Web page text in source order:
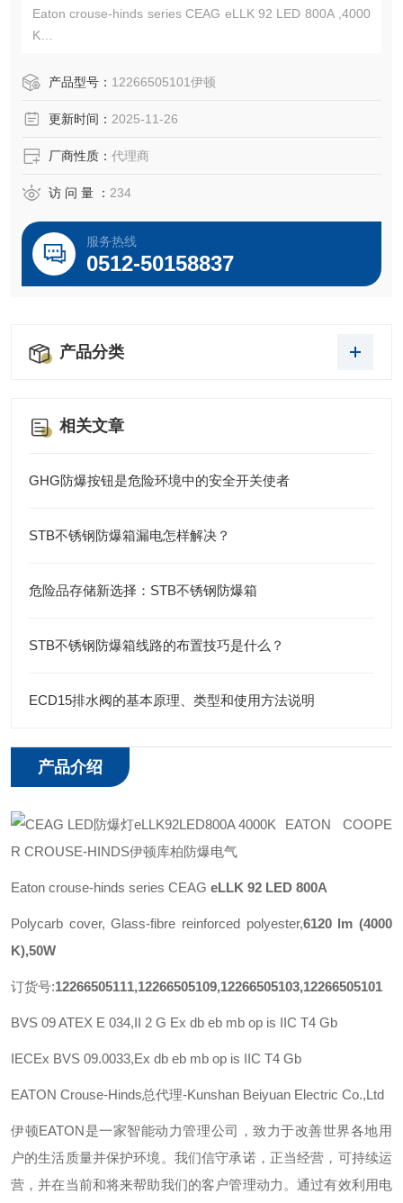
Eaton crouse-hinds series CEAG eLLK 92 LED 800A ,4000
K
05101产品型号： 12266505101伊顿
更新时间： 2025-11-26
厂商性质： 代理商
访 问 量 ： 234
服务热线
0512-50158837
产品分类
相关文章
GHG防爆按钮是危险环境中的安全开关使者
STB不锈钢防爆箱漏电怎样解决？
危险品存储新选择：STB不锈钢防爆箱
STB不锈钢防爆箱线路的布置技巧是什么？
ECD15排水阀的基本原理、类型和使用方法说明
产品介绍
EATON COOPE
R CROUSE-HINDS伊顿库柏防爆电气
Eaton crouse-hinds series CEAG eLLK 92 LED 800A
Polycarb cover, Glass-fibre reinforced polyester,6120 lm (4000
K),50W
订货号:12266505111,12266505109,12266505103,12266505101
BVS 09 ATEX E 034,II 2 G Ex db eb mb op is IIC T4 Gb
IECEx BVS 09.0033,Ex db eb mb op is IIC T4 Gb
EATON Crouse-Hinds总代理-Kunshan Beiyuan Electric Co.,Ltd
伊顿EATON是一家智能动力管理公司，致力于改善世界各地用
户的生活质量并保护环境。我们信守承诺，正当经营，可持续运
营，并在当前和将来帮助我们的客户管理动力。通过有效利用电